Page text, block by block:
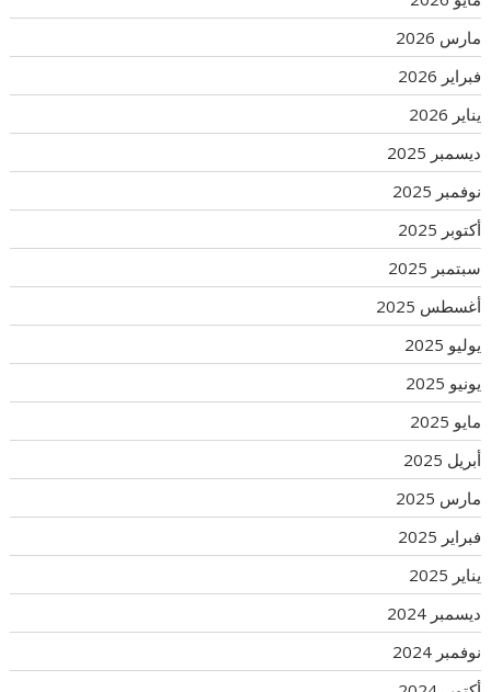
مارس 2026
فبراير 2026
يناير 2026
ديسمبر 2025
نوفمبر 2025
أكتوبر 2025
سبتمبر 2025
أغسطس 2025
يوليو 2025
يونيو 2025
مايو 2025
أبريل 2025
مارس 2025
فبراير 2025
يناير 2025
ديسمبر 2024
نوفمبر 2024